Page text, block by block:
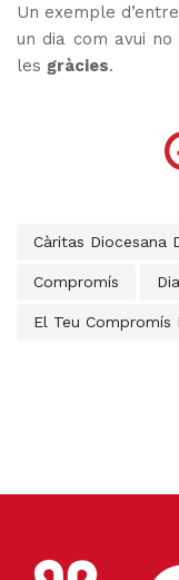
Un exemple
un dia com avui
les gràcies.
Càritas Diocesana
Compromís
El Teu Compromís